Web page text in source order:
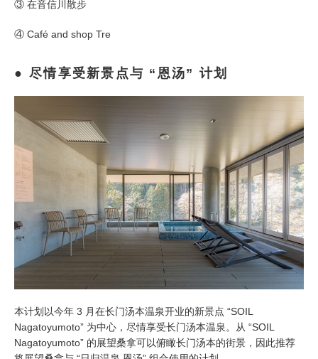
③ 在音信川散步
④ Café and shop Tre
尽情享受新景点与 “恩汤” 计划
本计划以今年 3 月在长门汤本温泉开业的新景点 “SOIL
Nagatoyumoto” 为中心，尽情享受长门汤本温泉。从 “SOIL
Nagatoyumoto” 的展望桑拿可以俯瞰长门汤本的街景，因此推荐